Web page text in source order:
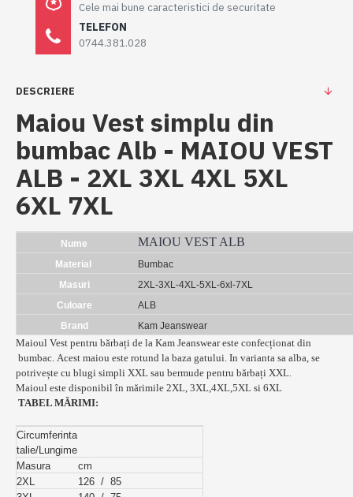
Cele mai bune caracteristici de securitate
TELEFON
0744.381.028
DESCRIERE
Maiou Vest simplu din
bumbac Alb - MAIOU VEST
ALB - 2XL 3XL 4XL 5XL
6XL 7XL
Nume MAIOU VEST ALB
Material
Bumbac
Masuri
2XL-3XL-4XL-5XL-6xl-7XL
Culoare
ALB
Brand
Kam Jeanswear
Maioul Vest pentru bărbați de la Kam Jeanswear este confecționat din
bumbac. Acest maiou este rotund la baza gatului. In varianta sa alba, se
potrivește cu blugi simpli XXL sau bermude pentru bărbați XXL.
Maioul este disponibil în mărimile 2XL, 3XL,4XL,5XL si 6XL
TABEL MĂRIMI:
Circumferinta
talie/Lungime
Masura
cm
2XL
126 / 85